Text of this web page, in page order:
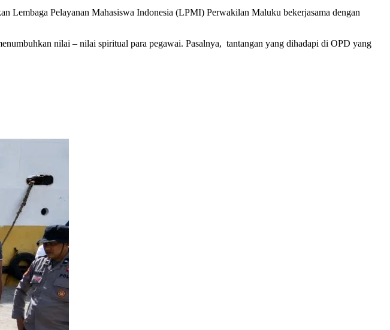
Pelayanan Mahasiswa Indonesia (LPMI) Perwakilan Maluku bekerjasama dengan
nilai – nilai spiritual para pegawai. Pasalnya, tantangan yang dihadapi di OPD yang